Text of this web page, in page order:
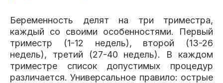
Беременность делят на три триместра,
каждый со своими особенностями. Первый
триместр (1-12 недель), второй (13-26
недель), третий (27-40 недель). В каждом
триместре список допустимых процедур
различается. Универсальное правило: острые